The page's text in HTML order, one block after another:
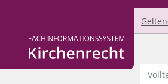
Logo Fachinformationssystem